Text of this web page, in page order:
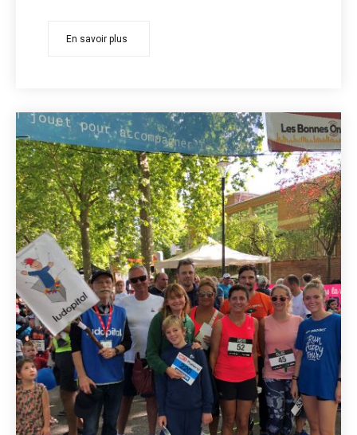
En savoir plus